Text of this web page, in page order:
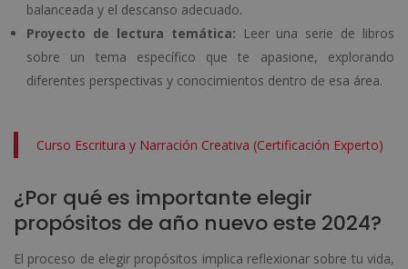
balanceada y el descanso adecuado.
Proyecto de lectura temática: Leer una serie de libros
sobre un tema específico que te apasione, explorando
diferentes perspectivas y conocimientos dentro de esa área.
Curso Escritura y Narración Creativa (Certificación Experto)
¿Por qué es importante elegir
propósitos de año nuevo este 2024?
El proceso de elegir propósitos implica reflexionar sobre tu vida,